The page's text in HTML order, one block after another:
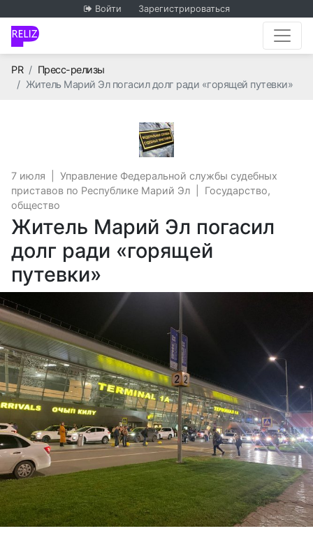
Войти Зарегистрироваться
PRГлавная
Пресс-релизы
Житель Марий Эл погасил долг ради «горящей путевки»
Управление
7 июля
Управление Федеральной службы судебных
приставов по Республике Марий Эл
Государство,
общество
Житель Марий Эл погасил
долг ради «горящей
путевки»